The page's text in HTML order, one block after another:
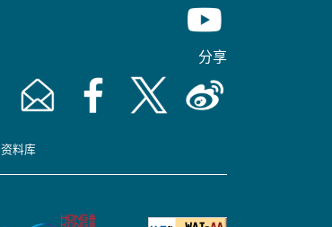
Youtube [This link
分享
Email [This link will pop up in a new window]
Facebook [This link will pop up in a
Twitter [This link will pop up
Weibo [This link will
资料库